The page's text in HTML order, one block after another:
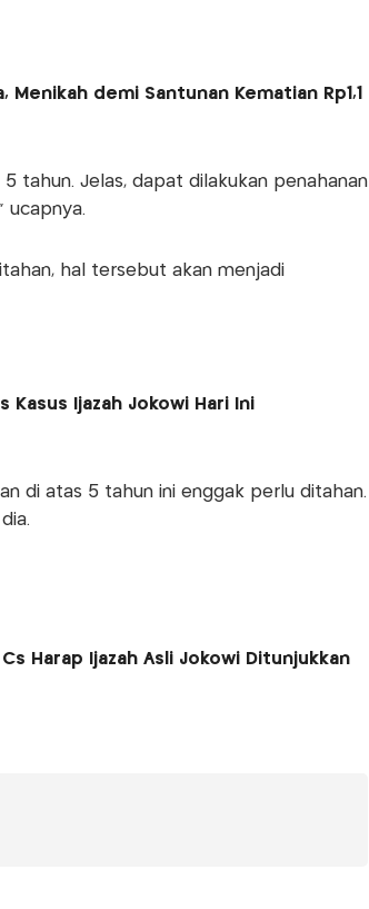
demi Santunan Kematian Rp1,1
5 tahun. Jelas, dapat dilakukan penahanan
ucapnya.
hal tersebut akan menjadi
Kasus Ijazah Jokowi Hari Ini
di atas 5 tahun ini enggak perlu ditahan.
Harap Ijazah Asli Jokowi Ditunjukkan